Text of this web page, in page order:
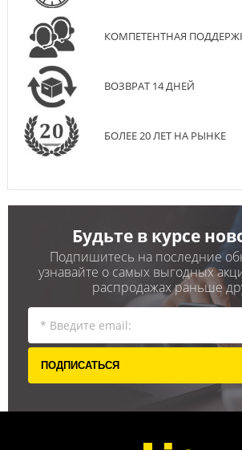
КОМПЕТЕНТНАЯ
ВОЗВРАТ 14 ДНЕЙ
БОЛЕЕ 20 ЛЕТ НА РЫНКЕ
Будьте в курсе
Подпишитесь на последние
узнавайте о самых выгодных
распродажах раньше
ПОДПИСАТЬСЯ